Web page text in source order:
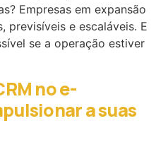
Empresas em expansão
previsíveis e escaláveis. E
se a operação estiver
no e-
a suas